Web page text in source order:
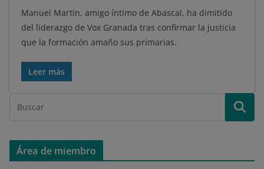
Manuel Martín, amigo íntimo de Abascal, ha dimitido
del liderazgo de Vox Granada tras confirmar la justicia
que la formación amaño sus primarias.
Leer más
Área de miembro